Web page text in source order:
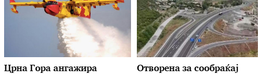
Црна Гора ангажира
Отворена за сообраќај